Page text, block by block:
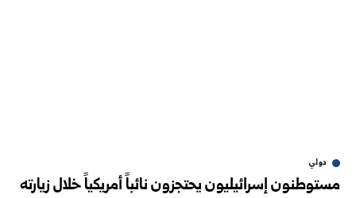
دولي
مستوطنون إسرائيليون يحتجزون نائباً أمريكياً خلال زيارته